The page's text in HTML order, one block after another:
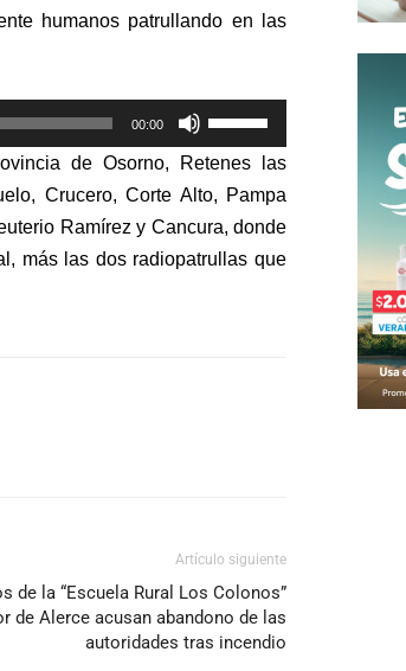
humanos patrullando en las
00:00
las
teclas
de
flecha
arriba/abajo
de Osorno, Retenes las
Crucero, Corte Alto, Pampa
Ramírez y Cancura, donde
más las dos radiopatrullas que
Artículo siguiente
de la “Escuela Rural Los Colonos”
de Alerce acusan abandono de las
autoridades tras incendio